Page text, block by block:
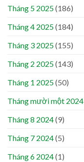
Tháng 5 2025(186)
Tháng 4 2025(184)
Tháng 3 2025(155)
Tháng 2 2025(143)
Tháng 1 2025(50)
Tháng mười một 2024
Tháng 8 2024(9)
Tháng 7 2024(5)
Tháng 6 2024(1)